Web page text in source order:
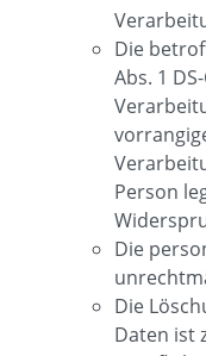
Die
Abs. 1
Person
Die
Die
Daten ist